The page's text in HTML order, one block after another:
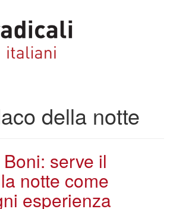
della notte
serve il
notte come
esperienza